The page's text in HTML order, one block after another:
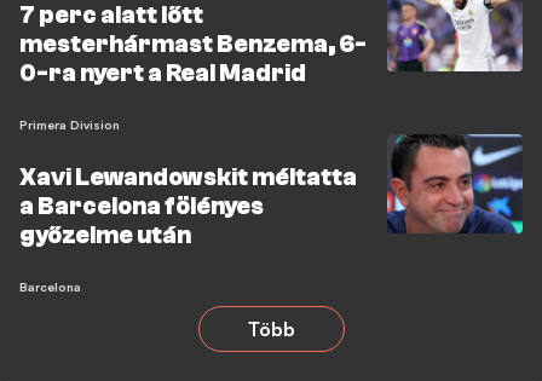
7 perc alatt lőtt
mesterhármast Benzema, 6-
0-ra nyert a Real Madrid
Primera Division
Xavi Lewandowskit méltatta
a Barcelona fölényes
győzelme után
Barcelona
Több